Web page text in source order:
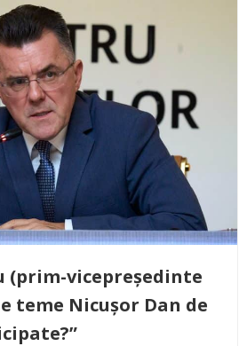
(prim-vicepreședinte
teme Nicușor Dan de